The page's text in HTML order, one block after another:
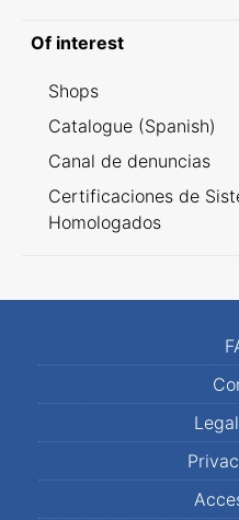
Of interest
Shops
Catalogue (Spanish)
Canal de denuncias
Certificaciones de
Homologados